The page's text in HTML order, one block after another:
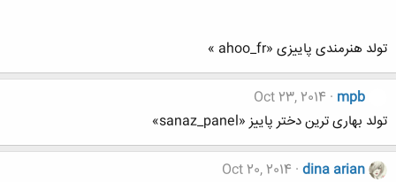
تولد هنرمندی پاییزی «ahoo_fr »
mpb
Oct 23, 2014
تولد بهاری ترین دختر پاییز «sanaz_panel»
dina arian
Oct 20, 2014